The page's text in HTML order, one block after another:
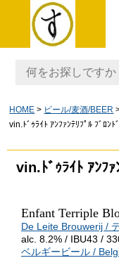
HOME ビール/麦酒/BEER
vin.ﾄﾞｩﾗｲﾄ ｱﾝﾌｧﾝﾃﾘﾌﾟﾙ ﾌﾞﾛﾝﾄ
vin.ﾄﾞｩﾗｲﾄ ｱﾝﾌｧ
Enfant Terriple
De Leite Brouwerij /
alc. 8.2% / IBU43 /
ベルギービール /